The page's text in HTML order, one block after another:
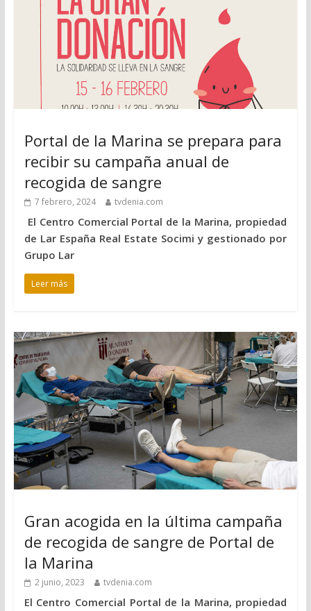
Portal de la Marina se prepara para
recibir su campaña anual de
recogida de sangre
7 febrero, 2024 tvdenia.com
El Centro Comercial Portal de la Marina, propiedad
de Lar España Real Estate Socimi y gestionado por
Grupo Lar
Leer más
Gran acogida en la última campaña
de recogida de sangre de Portal de
la Marina
2 junio, 2023 tvdenia.com
El Centro Comercial Portal de la Marina, propiedad